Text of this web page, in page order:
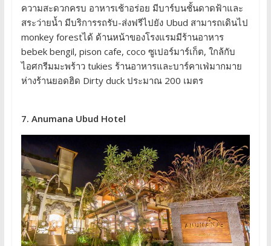
ความสะดวกครบ อาหารเช้าอร่อย มีบาร์บนชั้นดาดฟ้าและ
สระว่ายน้ำ มีบริการรถรับ-ส่งฟรีไปยัง Ubud สามารถเดินไป
monkey forestได้ ด้านหน้าของโรงแรมมีร้านอาหาร
bebek bengil, pison cafe, coco ซูเปอร์มาร์เก็ต, ใกล้กับ
ไอศกรีมมะพร้าว tukies ร้านอาหารและบาร์คาเฟ่มากมาย
ห่างร้านยอดฮิด Dirty duck ประมาณ 200 เมตร
7. Anumana Ubud Hotel